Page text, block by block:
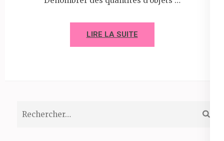
LIRE LA SUITE